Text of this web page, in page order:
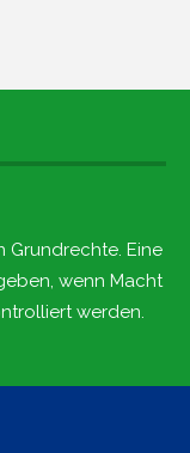
Grundrechte. Eine
wenn Macht
werden.